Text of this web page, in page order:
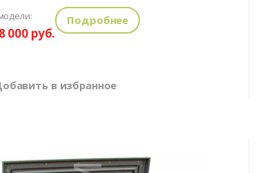
000 руб.
Подробнее
в избранное